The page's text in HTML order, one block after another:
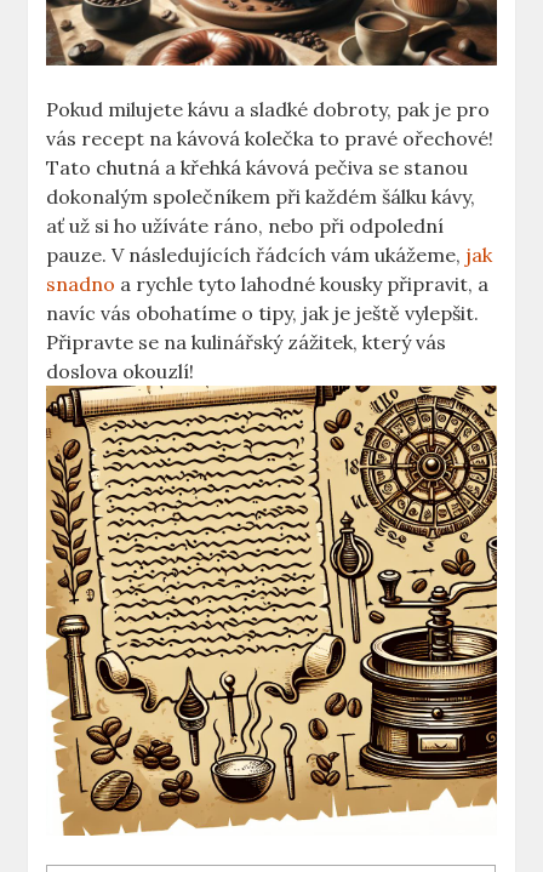
Pokud milujete kávu a sladké dobroty, pak je pro
vás recept na kávová kolečka to pravé ořechové!
Tato chutná a křehká kávová pečiva se stanou
dokonalým společníkem při každém šálku kávy,
ať už si ho užíváte ráno, nebo při odpolední
pauze. V následujících řádcích vám ukážeme, jak
snadno a rychle tyto lahodné kousky připravit, a
navíc vás obohatíme o tipy, jak je ještě vylepšit.
Připravte se na kulinářský zážitek, který vás
doslova okouzlí!